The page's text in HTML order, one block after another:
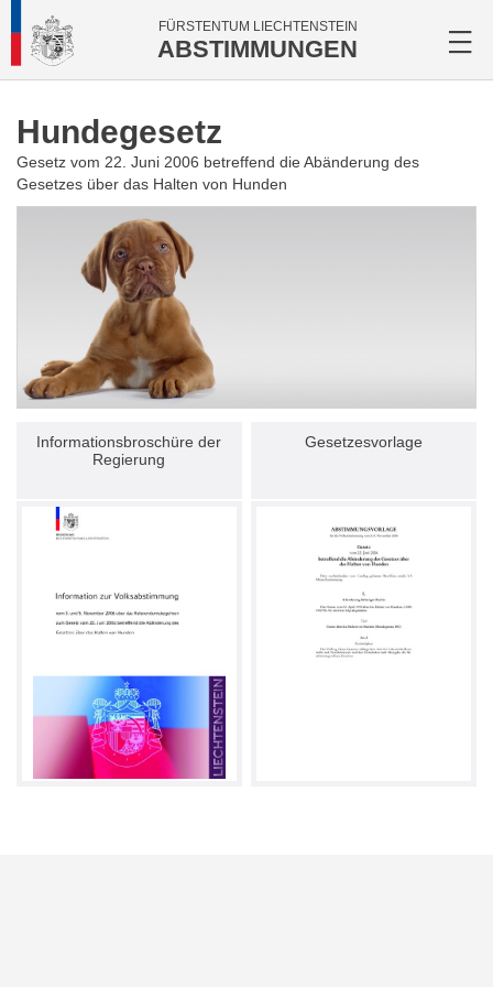
FÜRSTENTUM LIECHTENSTEIN
ABSTIMMUNGEN
Hundegesetz
Gesetz vom 22. Juni 2006 betreffend die Abänderung des
Gesetzes über das Halten von Hunden
Informationsbroschüre der
Regierung
Gesetzesvorlage